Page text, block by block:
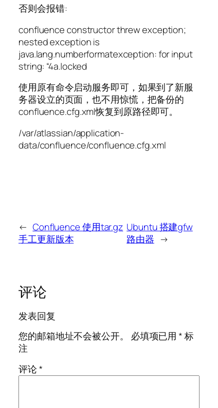
否则会报错:
confluence constructor threw exception;
nested exception is
java.lang.numberformatexception: for input
string: “4a.locked
使用原有命令启动服务即可，如果到了新服
务器设立的页面，也不用惊慌，把备份的
confluence.cfg.xml恢复到原路径即可。
/var/atlassian/application-
data/confluence/confluence.cfg.xml
← Confluence 使用tar.gz
手工更新版本
Ubuntu 搭建gfw
路由器 →
评论
发表回复
您的邮箱地址不会被公开。
必填项已用*标
注
评论*